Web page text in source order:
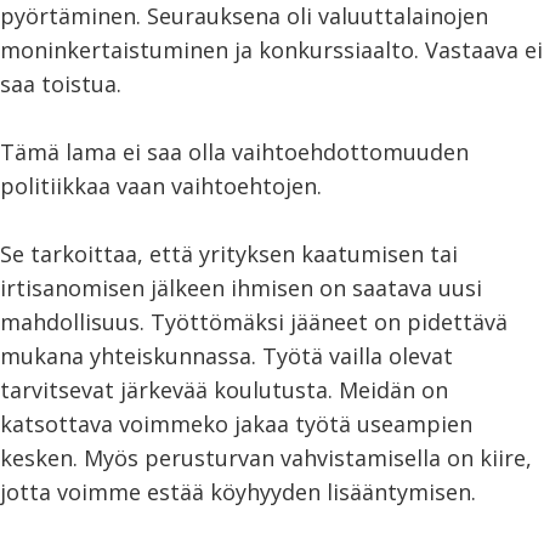
pyörtäminen. Seurauksena oli valuuttalainojen
moninkertaistuminen ja konkurssiaalto. Vastaava ei
saa toistua.
Tämä lama ei saa olla vaihtoehdottomuuden
politiikkaa vaan vaihtoehtojen.
Se tarkoittaa, että yrityksen kaatumisen tai
irtisanomisen jälkeen ihmisen on saatava uusi
mahdollisuus. Työttömäksi jääneet on pidettävä
mukana yhteiskunnassa. Työtä vailla olevat
tarvitsevat järkevää koulutusta. Meidän on
katsottava voimmeko jakaa työtä useampien
kesken. Myös perusturvan vahvistamisella on kiire,
jotta voimme estää köyhyyden lisääntymisen.